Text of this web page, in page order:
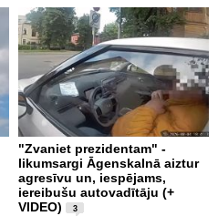
"Zvaniet prezidentam" -
likumsargi Āgenskalnā aiztur
agresīvu un, iespējams,
iereibušu autovadītāju (+
VIDEO)
3